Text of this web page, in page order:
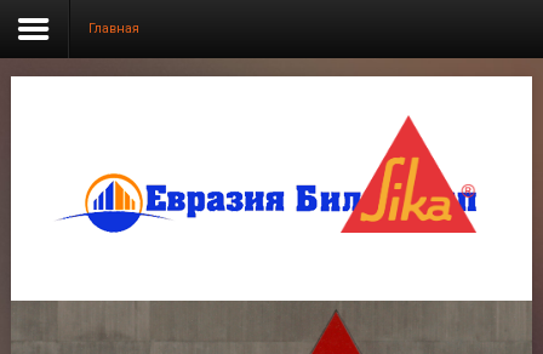
position, using the -sidebar module class suffix. There is
also a sidebar_bottom position below the menu.
Главная
Главная